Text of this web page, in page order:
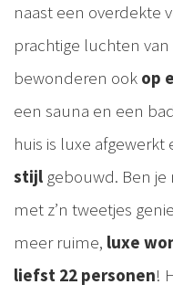
naast een overdekte
prachtige luchten
bewonderen ook op
een sauna en een
huis is luxe
stijl gebouwd. Ben
met z’n tweetjes
meer ruime, luxe
liefst 22 personen!